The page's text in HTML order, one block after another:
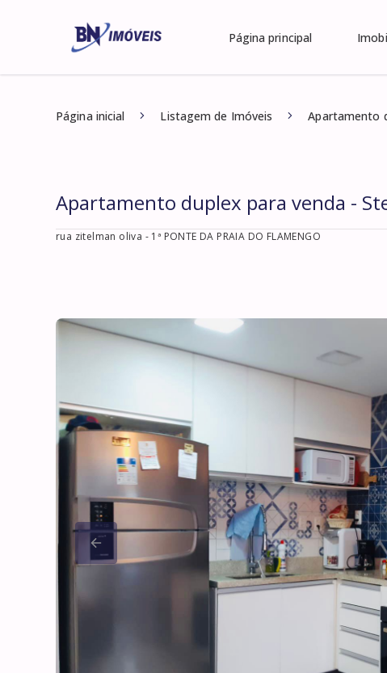
Página principal
Página inicial Listagem de Imóveis Apartamento
Apartamento duplex para venda -
rua zitelman oliva - 1ª PONTE DA PRAIA DO FLAMENGO